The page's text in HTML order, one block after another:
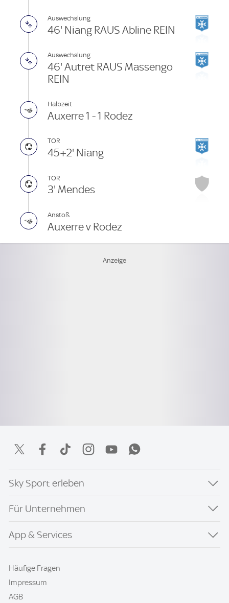
Auswechslung
46' Niang RAUS Abline REIN
Auswechslung
46' Autret RAUS Massengo
REIN
Halbzeit
Auxerre 1 - 1 Rodez
TOR
45+2' Niang
TOR
3' Mendes
Anstoß
Auxerre v Rodez
Sky Sport erleben
Für Unternehmen
App & Services
Häufige Fragen
Impressum
AGB